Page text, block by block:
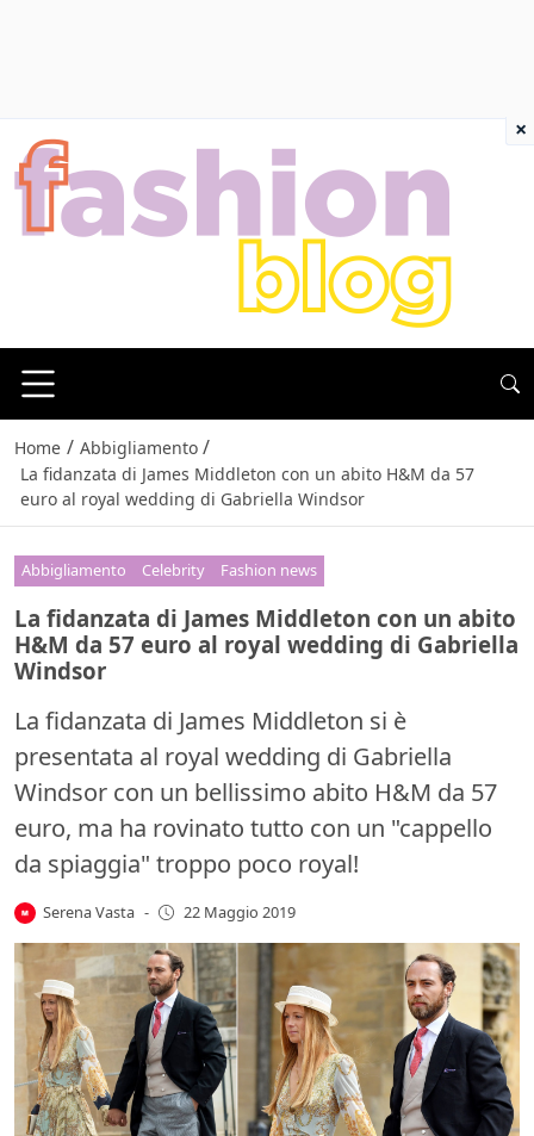
Home / Abbigliamento /
La fidanzata di James Middleton con un abito H&M da 57
euro al royal wedding di Gabriella Windsor
Abbigliamento Celebrity Fashion news
La fidanzata di James Middleton con un abito
H&M da 57 euro al royal wedding di Gabriella
Windsor
La fidanzata di James Middleton si è
presentata al royal wedding di Gabriella
Windsor con un bellissimo abito H&M da 57
euro, ma ha rovinato tutto con un "cappello
da spiaggia" troppo poco royal!
Serena Vasta - 22 Maggio 2019
×